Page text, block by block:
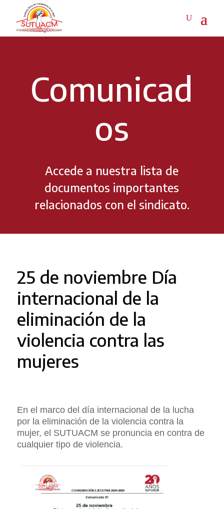
Comunicad
os
Accede a nuestra lista de
documentos importantes
relacionados con el sindicato.
25 de noviembre Día
internacional de la
eliminación de la
violencia contra las
mujeres
En el marco del día internacional de la lucha
por la eliminación de la violencia contra la
mujer, el SUTUACM se pronuncia en contra de
cualquier tipo de violencia.